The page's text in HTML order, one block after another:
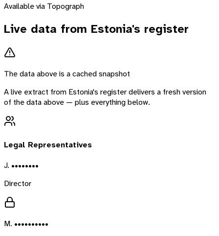
Available via Topograph
Live data from Estonia's register
The data above is a cached snapshot
A live extract from Estonia's register delivers a fresh version
of the data above — plus everything below.
Legal Representatives
J. ••••••••
Director
M. ••••••••••